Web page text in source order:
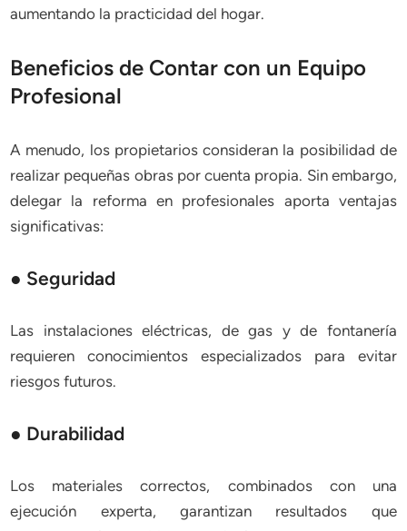
aumentando la practicidad del hogar.
Beneficios de Contar con un Equipo
Profesional
A menudo, los propietarios consideran la posibilidad de
realizar pequeñas obras por cuenta propia. Sin embargo,
delegar la reforma en profesionales aporta ventajas
significativas:
● Seguridad
Las instalaciones eléctricas, de gas y de fontanería
requieren conocimientos especializados para evitar
riesgos futuros.
● Durabilidad
Los materiales correctos, combinados con una
ejecución experta, garantizan resultados que